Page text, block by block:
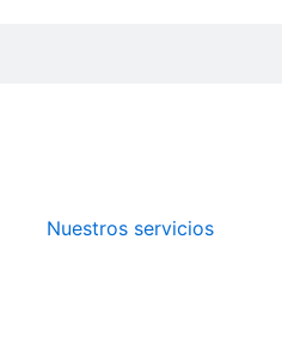
Nuestros servicios